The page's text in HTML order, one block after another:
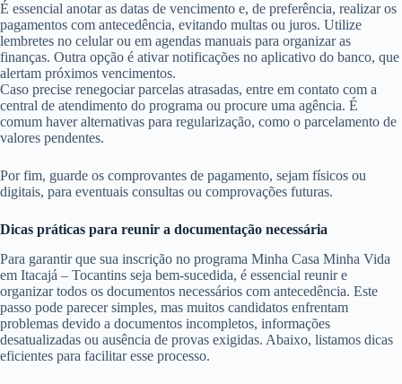
É essencial anotar as datas de vencimento e, de preferência, realizar os
pagamentos com antecedência, evitando multas ou juros. Utilize
lembretes no celular ou em agendas manuais para organizar as
finanças. Outra opção é ativar notificações no aplicativo do banco, que
alertam próximos vencimentos.
Caso precise renegociar parcelas atrasadas, entre em contato com a
central de atendimento do programa ou procure uma agência. É
comum haver alternativas para regularização, como o parcelamento de
valores pendentes.
Por fim, guarde os comprovantes de pagamento, sejam físicos ou
digitais, para eventuais consultas ou comprovações futuras.
Dicas práticas para reunir a documentação necessária
Para garantir que sua inscrição no programa Minha Casa Minha Vida
em Itacajá – Tocantins seja bem-sucedida, é essencial reunir e
organizar todos os documentos necessários com antecedência. Este
passo pode parecer simples, mas muitos candidatos enfrentam
problemas devido a documentos incompletos, informações
desatualizadas ou ausência de provas exigidas. Abaixo, listamos dicas
eficientes para facilitar esse processo.